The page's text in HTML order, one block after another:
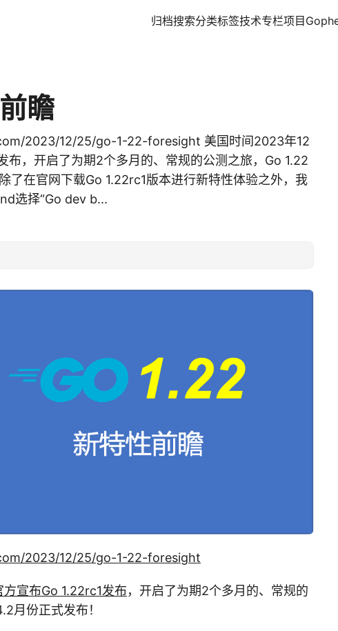
归档搜索分类标签技术专栏项目
瞻
2023/12/25/go-1-22-foresight 美国时间2023年12
布，开启了为期2个多月的、常规的公测之旅，Go 1.22
了在官网下载Go 1.22rc1版本进行新特性体验之外，我
选择“Go dev b...
2023/12/25/go-1-22-foresight
方宣布Go 1.22rc1发布，开启了为期2个多月的、常规的
月份正式发布！